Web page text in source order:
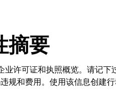
摘要
许可证和执照概览。请记
规和费用。使用该信息创建行